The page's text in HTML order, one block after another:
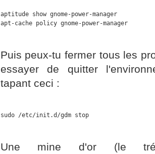
aptitude show gnome-power-manager
apt-cache policy gnome-power-manager
Puis peux-tu fermer tous les
essayer de quitter
tapant ceci :
sudo /etc/init.d/gdm stop
Une mine d'or (le